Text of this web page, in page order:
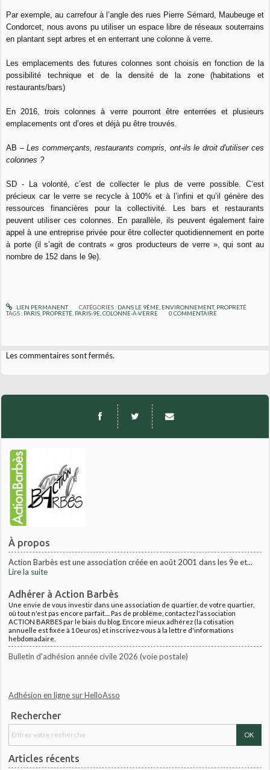
À propos
Action Barbès est une association créée en août 2001 dans les 9e et...
Lire la suite
Adhérer à Action Barbès
Une envie de vous investir dans une association de quartier, de votre quartier,
où tout n'est pas encore parfait.... Pas de problème, contactez l'association
ACTION BARBES par le biais du blog. Encore mieux adhérez (la cotisation
annuelle est fixée à 10euros) et inscrivez-vous à la lettre d'informations
hebdomadaire.
Bulletin d'adhésion année civile 2026 (voie postale)
Adhésion en ligne sur HelloAsso
Rechercher
Articles récents
Par exemple, au carrefour à l’angle des rues Pierre Sémard, Maubeuge et
Condorcet, nous avons pu utiliser un espace libre de réseaux souterrains
en plantant sept arbres et en enterrant une colonne à verre.
Les emplacements des futures colonnes sont choisis en fonction de la
possibilité technique et de la densité de la zone (habitations et
restaurants/bars)
En 2016, trois colonnes à verre pourront être enterrées et plusieurs
emplacements ont d’ores et déjà pu être trouvés.
AB –Les commerçants, restaurants compris, ont-ils le droit d'utiliser ces
colonnes ?
SD - La volonté, c’est de collecter le plus de verre possible. C’est
précieux car le verre se recycle à 100% et à l’infini et qu’il génère des
ressources financières pour la collectivité. Les bars et restaurants
peuvent utiliser ces colonnes. En parallèle, ils peuvent également faire
appel à une entreprise privée pour être collecter quotidiennement en porte
à porte (il s’agit de contrats « gros producteurs de verre », qui sont au
nombre de 152 dans le 9e).
LIEN PERMANENT CATÉGORIES : DANS LE 9ÈME, ENVIRONNEMENT, PROPRETÉ
TAGS : PARIS PROPRETÉ PARIS-9E ,COLONNE-À-VERRE 0 COMMENTAIRE
Les commentaires sont fermés.